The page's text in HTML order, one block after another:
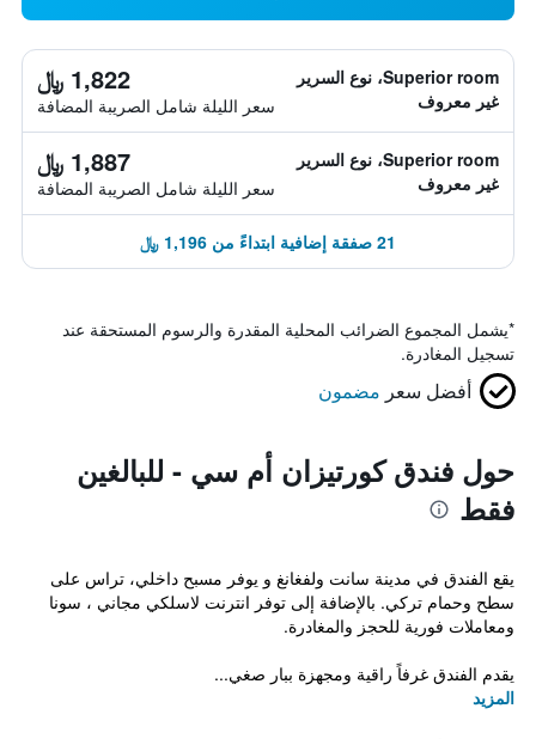
Superior room، نوع السرير
غير معروف
1,822 ﷼
سعر الليلة شامل الصريبة المضافة
Superior room، نوع السرير
غير معروف
1,887 ﷼
سعر الليلة شامل الصريبة المضافة
21 صفقة إضافية ابتداءً من 1,196 ﷼
*يشمل المجموع الضرائب المحلية المقدرة والرسوم المستحقة عند
تسجيل المغادرة.
أفضل سعر مضمون
حول فندق كورتيزان أم سي - للبالغين
فقط
يقع الفندق في مدينة سانت ولفغانغ و يوفر مسبح داخلي، تراس على
سطح وحمام تركي. بالإضافة إلى توفر انترنت لاسلكي مجاني ، سونا
ومعاملات فورية للحجز والمغادرة.
يقدم الفندق غرفاً راقية ومجهزة ببار صغي...
المزيد